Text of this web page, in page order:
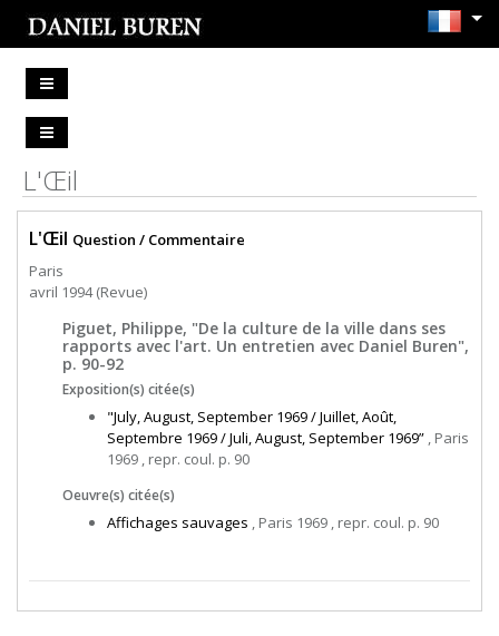
L'Œil
L'Œil Question / Commentaire
Paris
avril 1994 (Revue)
Piguet, Philippe, "De la culture de la ville dans ses
rapports avec l'art. Un entretien avec Daniel Buren",
p. 90-92
Exposition(s) citée(s)
"July, August, September 1969 / Juillet, Août,
Septembre 1969 / Juli, August, September 1969” , Paris
1969 , repr. coul. p. 90
Oeuvre(s) citée(s)
Affichages sauvages , Paris 1969 , repr. coul. p. 90